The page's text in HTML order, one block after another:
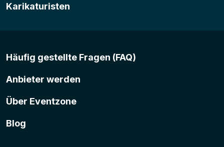
Karikaturisten
Häufig gestellte Fragen (FAQ)
Anbieter werden
Über Eventzone
Blog